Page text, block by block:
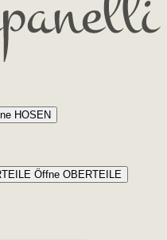
HOSEN
Öffne OBERTEILE